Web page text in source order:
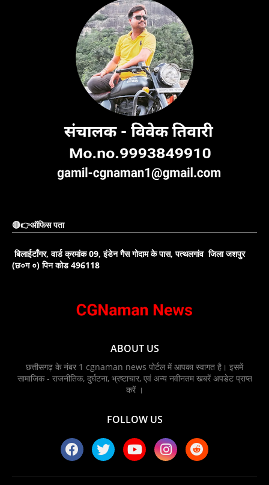
🔴👉ऑफिस पता
बिलाईटाँगर, वार्ड क्रमांक 09, इंडेन गैस गोदाम के पास, पत्थलगांव जिला जशपुर
(छ०ग ०) पिन कोड 496118
ABOUT US
छत्तीसगढ़ के नंबर 1 cgnaman news पोर्टल में आपका स्वागत है। इसमें
सामाजिक - राजनीतिक, दुर्घटना, भ्रष्टाचार, एवं अन्य नवीनतम खबरें अपडेट प्राप्त
करें ।
FOLLOW US